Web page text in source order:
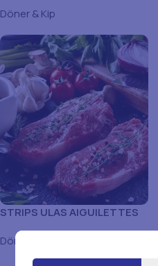
Döner & Kip
STRIPS ULAS AIGUILETTES
Döner & Kip